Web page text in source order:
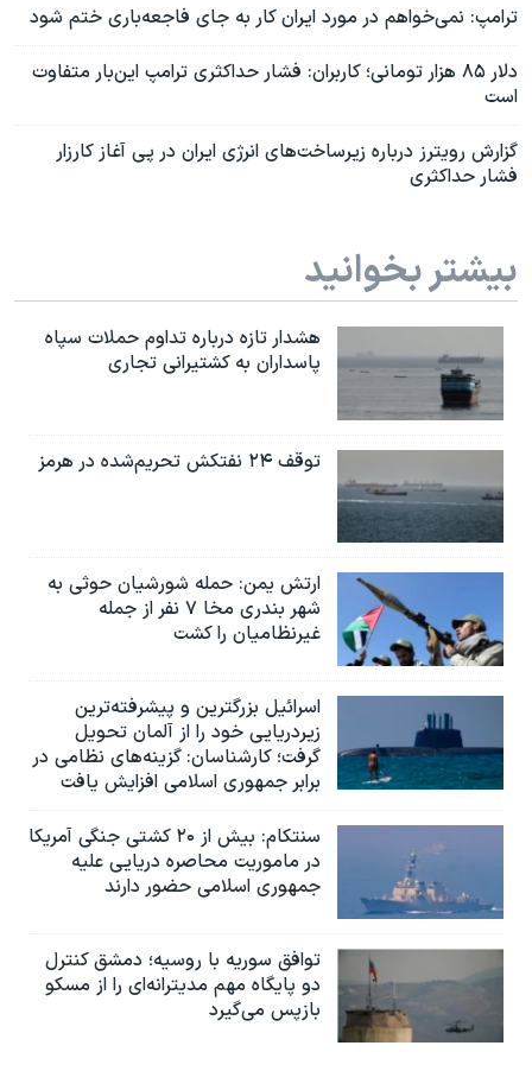
ترامپ: نمی‌خواهم در مورد ایران کار به جای فاجعه‌باری ختم شود
دلار ۸۵ هزار تومانی؛ کاربران: فشار حداکثری ترامپ این‌بار متفاوت
است
گزارش رویترز درباره زیرساخت‌های انرژی ایران در پی آغاز کارزار
فشار حداکثری
بیشتر بخوانید
هشدار تازه درباره تداوم حملات سپاه
پاسداران به کشتیرانی تجاری
توقف ۲۴ نفتکش تحریم‌شده در هرمز
ارتش یمن: حمله شورشیان حوثی به
شهر بندری مخا ۷ نفر از جمله
غیرنظامیان را کشت
اسرائيل بزرگترین و پیشرفته‌ترین
زیردریایی خود را از آلمان تحویل
گرفت؛ کارشناسان: گزینه‌های نظامی در
برابر جمهوری اسلامی افزایش یافت
سنتکام: بیش از ۲۰ کشتی جنگی آمریکا
در ماموریت محاصره دریایی علیه
جمهوری اسلامی حضور دارند
توافق سوریه با روسیه؛ دمشق کنترل
دو پایگاه مهم مدیترانه‌ای را از مسکو
بازپس می‌گیرد